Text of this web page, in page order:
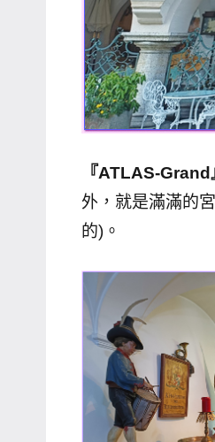
『ATLAS-
外，就是滿滿的
的)。